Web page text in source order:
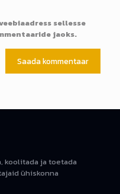
sellesse
jaoks.
koolitada ja toetada
ühiskonna